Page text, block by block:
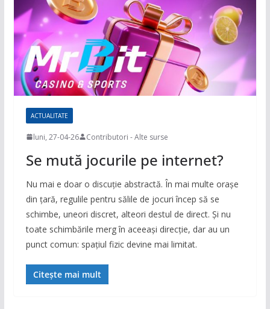
ACTUALITATE
luni, 27-04-26 Contributori - Alte surse
Se mută jocurile pe internet?
Nu mai e doar o discuție abstractă. În mai multe orașe
din țară, regulile pentru sălile de jocuri încep să se
schimbe, uneori discret, alteori destul de direct. Și nu
toate schimbările merg în aceeași direcție, dar au un
punct comun: spațiul fizic devine mai limitat.
Citește mai mult